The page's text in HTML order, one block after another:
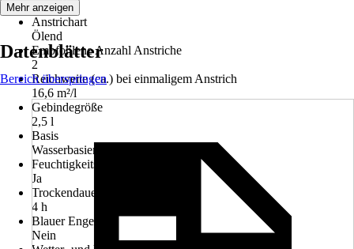
Matt
Anstrichart
Ölend
Empfohlene Anzahl Anstriche
2
Reichweite (ca.) bei einmaligem Anstrich
16,6 m²/l
Gebindegröße
2,5 l
Basis
Wasserbasierend
Feuchtigkeitsregulierend
Ja
Trockendauer ca.
4 h
Blauer Engel
Nein
Mehr anzeigen
Datenblätter
Bereich überspringen